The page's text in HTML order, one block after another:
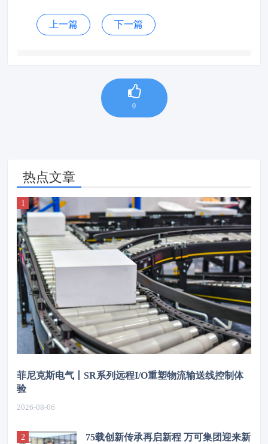
上一篇 下一篇
0
热点文章
菲尼克斯电气丨SR系列远程I/O重塑物流输送线控制体
验
2026-08-06
75载创新传承再启新程 万可集团迎来新